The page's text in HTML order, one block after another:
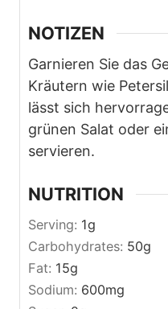
NOTIZEN
Garnieren Sie das
Kräutern wie
lässt sich
grünen Salat oder
servieren.
NUTRITION
Serving: 1g
Carbohydrates: 50g
Fat: 15g
Sodium: 600mg